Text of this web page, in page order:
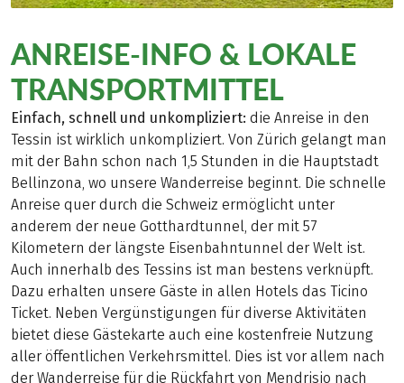
ANREISE-INFO & LOKALE
TRANSPORTMITTEL
Einfach, schnell und unkompliziert: die Anreise in den
Tessin ist wirklich unkompliziert. Von Zürich gelangt man
mit der Bahn schon nach 1,5 Stunden in die Hauptstadt
Bellinzona, wo unsere Wanderreise beginnt. Die schnelle
Anreise quer durch die Schweiz ermöglicht unter
anderem der neue Gotthardtunnel, der mit 57
Kilometern der längste Eisenbahntunnel der Welt ist.
Auch innerhalb des Tessins ist man bestens verknüpft.
Dazu erhalten unsere Gäste in allen Hotels das Ticino
Ticket. Neben Vergünstigungen für diverse Aktivitäten
bietet diese Gästekarte auch eine kostenfreie Nutzung
aller öffentlichen Verkehrsmittel. Dies ist vor allem nach
der Wanderreise für die Rückfahrt von Mendrisio nach